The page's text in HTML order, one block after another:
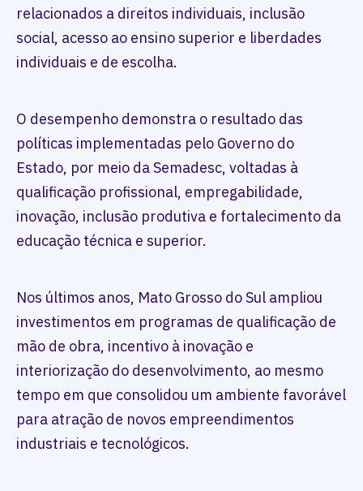
relacionados a direitos individuais, inclusão
social, acesso ao ensino superior e liberdades
individuais e de escolha.
O desempenho demonstra o resultado das
políticas implementadas pelo Governo do
Estado, por meio da Semadesc, voltadas à
qualificação profissional, empregabilidade,
inovação, inclusão produtiva e fortalecimento da
educação técnica e superior.
Nos últimos anos, Mato Grosso do Sul ampliou
investimentos em programas de qualificação de
mão de obra, incentivo à inovação e
interiorização do desenvolvimento, ao mesmo
tempo em que consolidou um ambiente favorável
para atração de novos empreendimentos
industriais e tecnológicos.